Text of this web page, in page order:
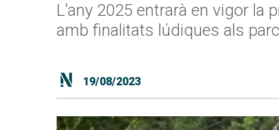
L'any 2025 entrarà en vigor la
amb finalitats lúdiques als
19/08/2023